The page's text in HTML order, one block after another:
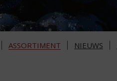
ASSORTIMENT NIEUWS